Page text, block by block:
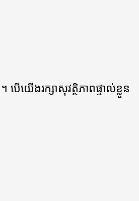
យើងរក្សាសុវត្ថិភាពផ្ទាល់ខ្លួន